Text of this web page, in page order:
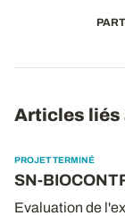
Articles liés
PROJET TERMINÉ
SN-
Evaluation de